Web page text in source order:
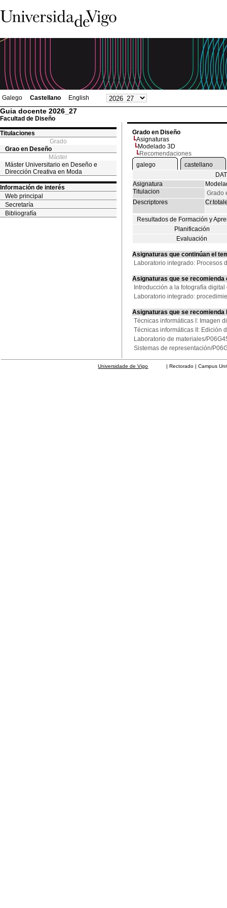
Galego Castellano English
Guia docente 2026_27
Facultad de Diseño
Titulaciones
Grado
Grao en Deseño
Máster
Máster Universitario en Deseño e
Dirección Creativa en Moda
Información de interés
Web principal
Secretaría
Bibliografía
Grado en Diseño
Asignaturas
Modelado 3D
Recomendaciones
galego
castellano
Asignatura
Titulacion
Grado
Descriptores
Resultados de Formación y
Planificación
Evaluación
Asignaturas que continúan el
Laboratorio integrado: Procesos
Asignaturas que se
Introducción a la fotografía
Laboratorio integrado:
Asignaturas que se
Técnicas informáticas I: Imagen
Técnicas informáticas II: Edición
Laboratorio de materiales/
Sistemas de representación/
Universidade de Vigo | Rectorado | Campus